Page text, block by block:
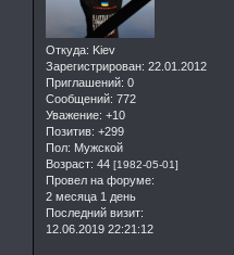
Откуда: Kiev
Зарегистрирован: 22.01.2012
Приглашений: 0
Сообщений: 772
Уважение: +10
Позитив: +299
Пол: Мужской
Возраст: 44 [1982-05-01]
Провел на форуме:
2 месяца 1 день
Последний визит:
12.06.2019 22:21:12